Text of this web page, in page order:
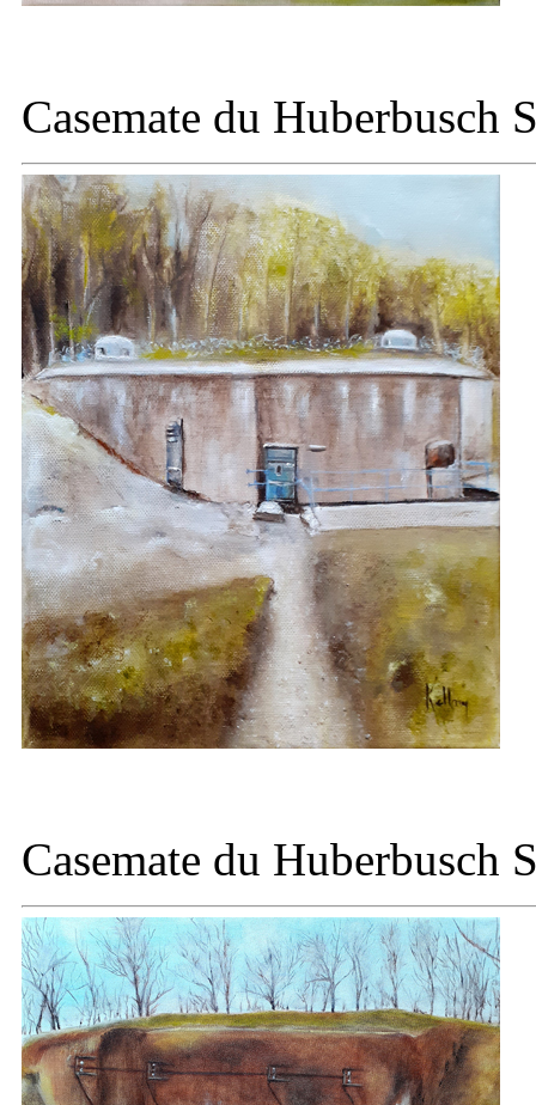
Casemate du Huberbusch
Casemate du Huberbusch